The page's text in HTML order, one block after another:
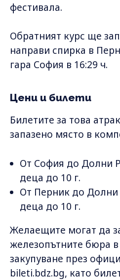
фестивала.
Обратният курс ще
направи спирка в
гара София в 16:29 ч.
Цени и билети
Билетите за това
запазено място в
От София до Долни
деца до 10 г.
От Перник до Долни
деца до 10 г.
Желаещите могат да
железопътните бюра
закупуване през
bileti.bdz.bg, като